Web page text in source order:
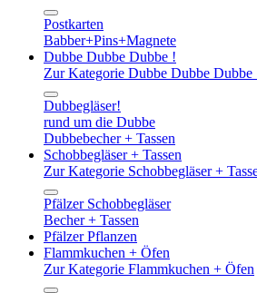
Postkarten
Babber+Pins+Magnete
Dubbe Dubbe Dubbe !
Zur Kategorie Dubbe Dubbe Dubbe
Dubbegläser!
rund um die Dubbe
Dubbebecher + Tassen
Schobbegläser + Tassen
Zur Kategorie Schobbegläser +
Pfälzer Schobbegläser
Becher + Tassen
Pfälzer Pflanzen
Flammkuchen + Öfen
Zur Kategorie Flammkuchen + Öfen